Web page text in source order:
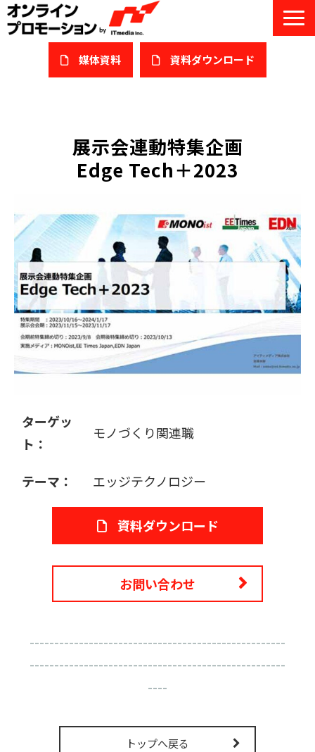
媒体資料 ​資料ダウンロード
私たちについて
サービスガイド/お役立ち資料
オンライン展示会/協賛ウェビナー
導入事例
セミナー情報/ブログ
販売パートナー募集
展示会連動特集企画
Edge Tech＋2023
ターゲッ
ト：
モノづくり関連職
テーマ： エッジテクノロジー
資料ダウンロード
お問い合わせ
----------------------------------------------------
----------------------------------------------------
----
トップへ戻る